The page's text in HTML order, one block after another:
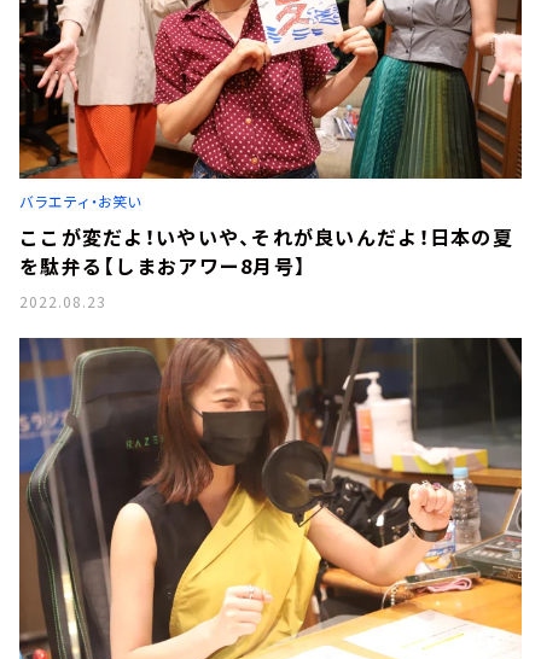
バラエティ・お笑い
ここが変だよ！いやいや、それが良いんだよ！日本の夏
を駄弁る【しまおアワー8月号】
2022.08.23